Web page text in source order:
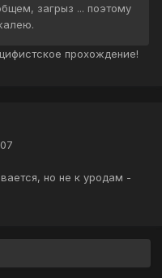
загрыз ... поэтому
прохождение!
но не к уродам -